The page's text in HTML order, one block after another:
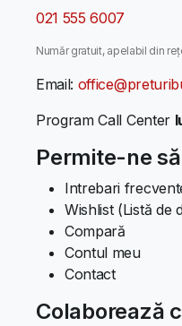
021 555 6007
Număr gratuit, apelabil din
Email:
Program Call Center
Permite-ne
Intrebari
Wishlist (Listă de
Compară
Contul meu
Contact
Colaborează